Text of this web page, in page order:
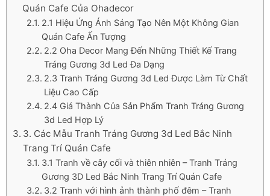
Quán Cafe Của Ohadecor
2.1 Hiệu Ứng Ánh Sáng Tạo Nên Một Không Gian
Quán Cafe Ấn Tượng
2.2 Oha Decor Mang Đến Những Thiết Kế Trang
Tráng Gương 3d Led Đa Dạng
2.3 Tranh Tráng Gương 3d Led Được Làm Từ Chất
Liệu Cao Cấp
2.4 Giá Thành Của Sản Phẩm Tranh Tráng Gương
3d Led Hợp Lý
3. Các Mẫu Tranh Tráng Gương 3d Led Bắc Ninh
Trang Trí Quán Cafe
3.1 Tranh về cây cối và thiên nhiên – Tranh Tráng
Gương 3D Led Bắc Ninh Trang Trí Quán Cafe
3.2 Tranh với hình ảnh thành phố đêm – Tranh